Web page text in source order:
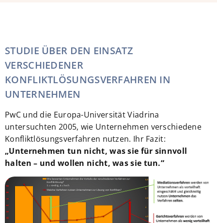
STUDIE ÜBER DEN EINSATZ
VERSCHIEDENER
KONFLIKTLÖSUNGSVERFAHREN IN
UNTERNEHMEN
PwC und die Europa-Universität Viadrina
untersuchten 2005, wie Unternehmen verschiedene
Konfliktlösungsverfahren nutzen. Ihr Fazit:
„Unternehmen tun nicht, was sie für sinnvoll
halten – und wollen nicht, was sie tun.“